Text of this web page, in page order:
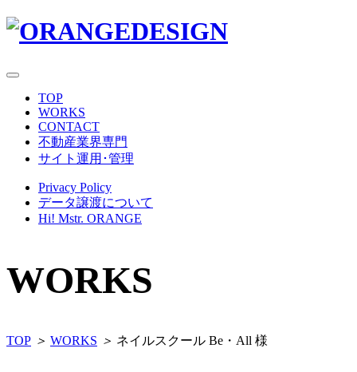
Skip
TOP
WORKS
CONTACT
不動産業界専門
サイト運用･管理
Privacy Policy
データ譲渡について
Hi! Mstr. ORANGE
WORKS
TOP ＞ WORKS ＞ ネイルスクール Be・All 様